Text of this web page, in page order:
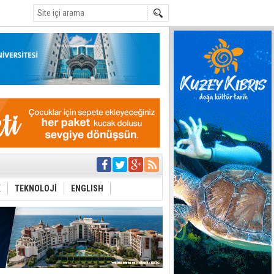
Çevriliyor"
en temel
Festival
TEKNOLOJİ ENGLISH